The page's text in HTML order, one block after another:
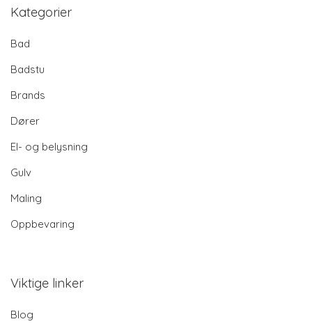
Kategorier
Bad
Badstu
Brands
Dører
El- og belysning
Gulv
Maling
Oppbevaring
Viktige linker
Blog